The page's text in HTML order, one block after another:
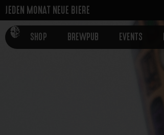
JEDEN MONAT NEUE BIERE
SHOP BREWPUB EVENTS